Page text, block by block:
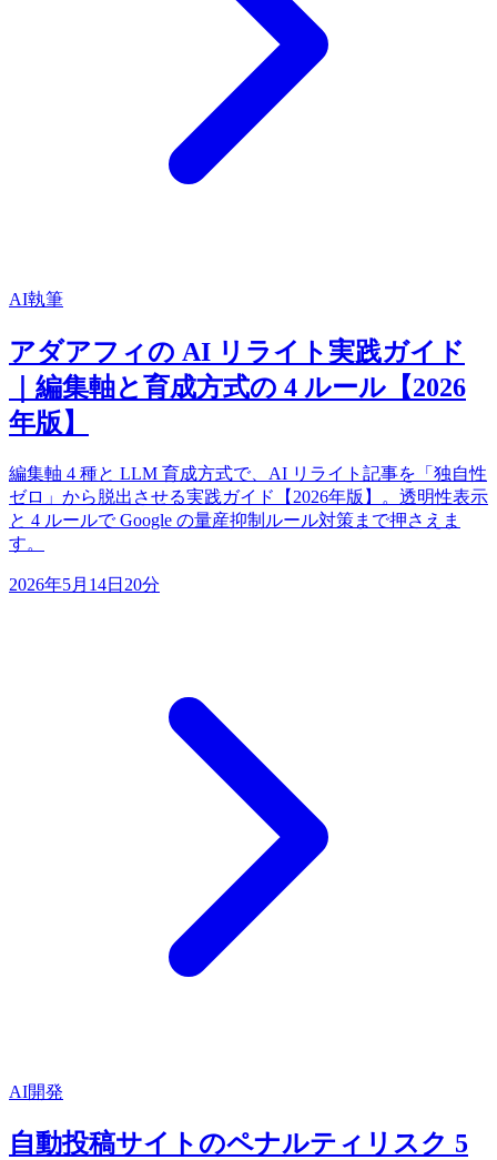
AI執筆
アダアフィの AI リライト実践ガイド
｜編集軸と育成方式の 4 ルール【2026
年版】
編集軸 4 種と LLM 育成方式で、AI リライト記事を「独自性
ゼロ」から脱出させる実践ガイド【2026年版】。透明性表示
と 4 ルールで Google の量産抑制ルール対策まで押さえま
す。
2026年5月14日 20分
AI開発
自動投稿サイトのペナルティリスク 5